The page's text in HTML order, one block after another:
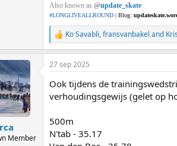
Also known as @update_skate
#LONGLIVEALLROUND | Blog:
R
e
a
c
i
o
:
Ko Savabli,fransvanbakel and
Member
27 sep 2025
Ook tijdens de
verhoudingsgewijs (gelet op
500m
N'tab - 35.17